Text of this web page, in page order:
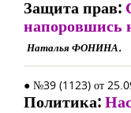
Защита прав:
напоровшись
Наталья ФОНИНА.
● №39 (1123) от
Политика: